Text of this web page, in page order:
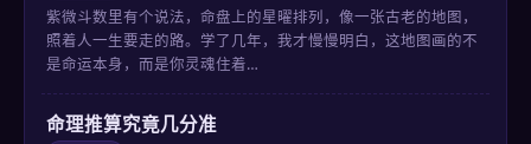
紫微斗数里有个说法，命盘上的星曜排列，像一张古老的地图，
照着人一生要走的路。学了几年，我才慢慢明白，这地图画的不
是命运本身，而是你灵魂住着…
命理推算究竟几分准